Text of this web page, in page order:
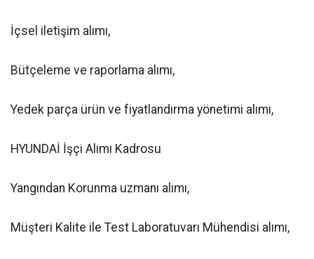
İçsel iletişim alımı,
Bütçeleme ve raporlama alımı,
Yedek parça ürün ve fiyatlandırma yönetimi alımı,
HYUNDAİ İşçi Alımı Kadrosu
Yangından Korunma uzmanı alımı,
Müşteri Kalite ile Test Laboratuvarı Mühendisi alımı,